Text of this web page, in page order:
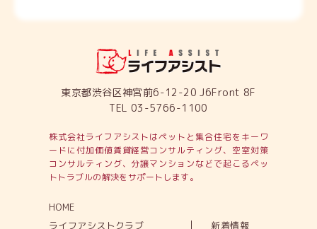
東京都渋谷区神宮前6-12-20 J6Front 8F
TEL 03-5766-1100
株式会社ライフアシストはペットと集合住宅をキーワ
ードに付加価値賃貸経営コンサルティング、 空室対策
コンサルティング、分譲マンションなどで起こるペッ
トトラブルの解決をサポートします。
HOME
ライフアシストクラブ
新着情報